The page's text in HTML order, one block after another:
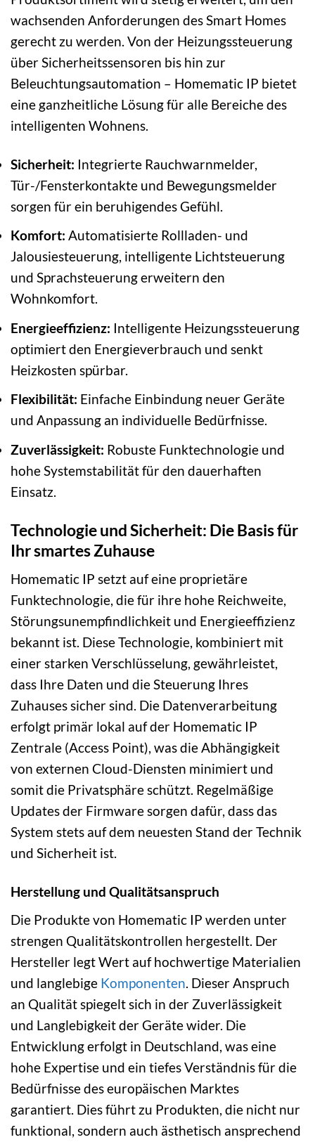
wachsenden Anforderungen des Smart Homes
gerecht zu werden. Von der Heizungssteuerung
über Sicherheitssensoren bis hin zur
Beleuchtungsautomation – Homematic IP bietet
eine ganzheitliche Lösung für alle Bereiche des
intelligenten Wohnens.
Sicherheit: Integrierte Rauchwarnmelder,
Tür-/Fensterkontakte und Bewegungsmelder
sorgen für ein beruhigendes Gefühl.
Komfort: Automatisierte Rollladen- und
Jalousiesteuerung, intelligente Lichtsteuerung
und Sprachsteuerung erweitern den
Wohnkomfort.
Energieeffizienz: Intelligente Heizungssteuerung
optimiert den Energieverbrauch und senkt
Heizkosten spürbar.
Flexibilität: Einfache Einbindung neuer Geräte
und Anpassung an individuelle Bedürfnisse.
Zuverlässigkeit: Robuste Funktechnologie und
hohe Systemstabilität für den dauerhaften
Einsatz.
Technologie und Sicherheit: Die Basis für
Ihr smartes Zuhause
Homematic IP setzt auf eine proprietäre
Funktechnologie, die für ihre hohe Reichweite,
Störungsunempfindlichkeit und Energieeffizienz
bekannt ist. Diese Technologie, kombiniert mit
einer starken Verschlüsselung, gewährleistet,
dass Ihre Daten und die Steuerung Ihres
Zuhauses sicher sind. Die Datenverarbeitung
erfolgt primär lokal auf der Homematic IP
Zentrale (Access Point), was die Abhängigkeit
von externen Cloud-Diensten minimiert und
somit die Privatsphäre schützt. Regelmäßige
Updates der Firmware sorgen dafür, dass das
System stets auf dem neuesten Stand der Technik
und Sicherheit ist.
Herstellung und Qualitätsanspruch
Die Produkte von Homematic IP werden unter
strengen Qualitätskontrollen hergestellt. Der
Hersteller legt Wert auf hochwertige Materialien
und langlebige Komponenten. Dieser Anspruch
an Qualität spiegelt sich in der Zuverlässigkeit
und Langlebigkeit der Geräte wider. Die
Entwicklung erfolgt in Deutschland, was eine
hohe Expertise und ein tiefes Verständnis für die
Bedürfnisse des europäischen Marktes
garantiert. Dies führt zu Produkten, die nicht nur
funktional, sondern auch ästhetisch ansprechend